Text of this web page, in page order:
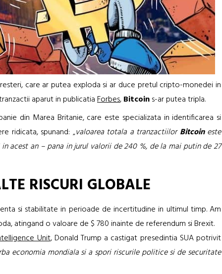
care ar putea exploda si ar duce pretul cripto-monedei in
aparut in publicatiaForbes,Bitcoins-ar putea tripla.
din Marea Britanie, care este specializata in identificarea si
ridicata, spunand: „valoarea totala a tranzactiilorBitcoineste
acest an – pana in jurul valorii de 240 %, de la mai putin de 27
RISCURI GLOBALE
si stabilitate in perioade de incertitudine in ultimul timp. Am
atingand o valoare de $ 780 inainte de referendum si Brexit.
Unit, Donald Trump a castigat presedintia SUA potrivit
economia mondiala si a spori riscurile politice si de securitate